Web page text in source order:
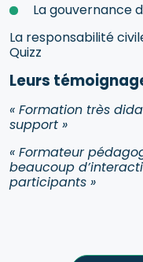
La gouvernance
La responsabilité
Quizz
Leurs
« Formation très
support »
« Formateur
beaucoup
participants »